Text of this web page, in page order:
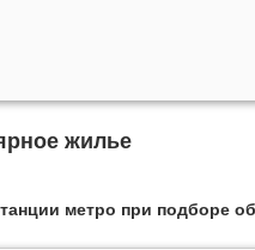
жилье
метро при подборе